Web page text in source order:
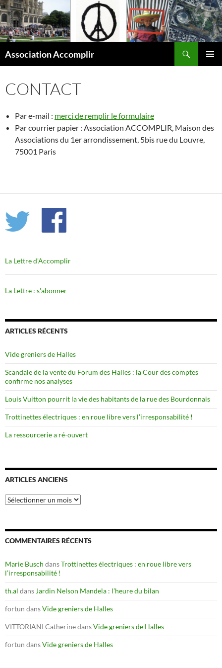
Aller
au
contenu
Association Accomplir
CONTACT
Par e-mail : merci de remplir le formulaire
Par courrier papier : Association ACCOMPLIR, Maison des
Associations du 1er arrondissement, 5bis rue du Louvre,
75001 Paris
La Lettre d'Accomplir
La Lettre : s'abonner
ARTICLES RÉCENTS
Vide greniers de Halles
Scandale de la vente du Forum des Halles : la Cour des comptes
confirme nos analyses
Louis Vuitton pourrit la vie des habitants de la rue des Bourdonnais
Trottinettes électriques : en roue libre vers l’irresponsabilité !
La ressourcerie a ré-ouvert
ARTICLES ANCIENS
Articles
anciens
COMMENTAIRES RÉCENTS
Marie Busch dansTrottinettes électriques : en roue libre vers
l’irresponsabilité !
th.al dans Jardin Nelson Mandela : l’heure du bilan
fortun dansVide greniers de Halles
VITTORIANI CatherinedansVide greniers de Halles
fortun dansVide greniers de Halles